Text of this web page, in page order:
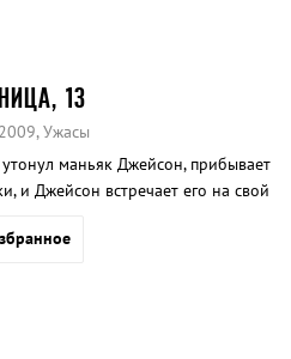
13
Ужасы
маньяк Джейсон, прибывает
и Джейсон встречает его на свой